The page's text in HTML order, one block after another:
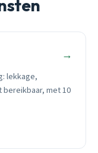
→
lekkage,
bereikbaar, met 10